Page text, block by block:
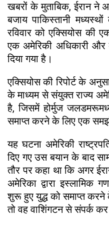
खबरों के मुताबिक, ईरान ने
बजाय पाकिस्तानी
रविवार को एक्सियोस की
एक अमेरिकी अधिकारी
दिया गया है।
एक्सियोस की रिपोर्ट के
के माध्यम से संयुक्त राज्य
है, जिसमें होर्मुज
समाप्त करने के लिए एक
यह घटना अमेरिकी
दिए गए उस बयान के बाद
तौर पर कहा था कि अगर
अमेरिका द्वारा इस्लामिक
शुरू हुए युद्ध को समाप्त करने
तो वह वाशिंगटन से संपर्क